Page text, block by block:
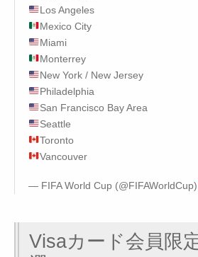
Los Angeles
Mexico City
Miami
Monterrey
New York / New Jersey
Philadelphia
San Francisco Bay Area
Seattle
Toronto
Vancouver
— FIFA World Cup (@FIFAWorldCup)
Visaカード会員限